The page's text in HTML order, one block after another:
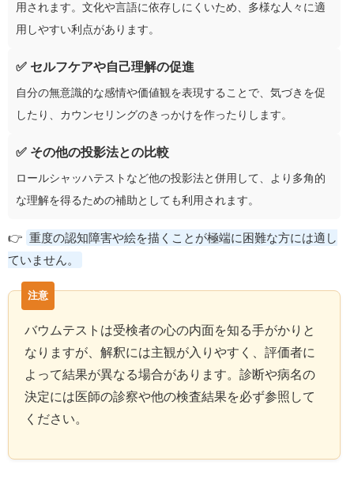
用されます。文化や言語に依存しにくいため、多様な人々に適
用しやすい利点があります。
✅ セルフケアや自己理解の促進
自分の無意識的な感情や価値観を表現することで、気づきを促
したり、カウンセリングのきっかけを作ったりします。
✅ その他の投影法との比較
ロールシャッハテストなど他の投影法と併用して、より多角的
な理解を得るための補助としても利用されます。
👉 重度の認知障害や絵を描くことが極端に困難な方には適し
ていません。
バウムテストは受検者の心の内面を知る手がかりと
なりますが、解釈には主観が入りやすく、評価者に
よって結果が異なる場合があります。診断や病名の
決定には医師の診察や他の検査結果を必ず参照して
ください。